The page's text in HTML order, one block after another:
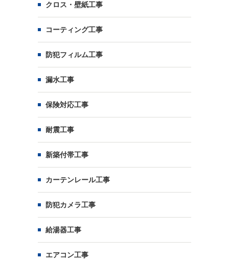
クロス・壁紙工事
コーティング工事
防犯フィルム工事
漏水工事
保険対応工事
耐震工事
新築付帯工事
カーテンレール工事
防犯カメラ工事
給湯器工事
エアコン工事